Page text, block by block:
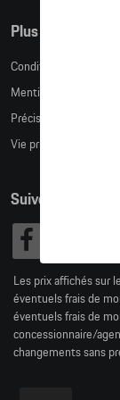
Plus
Conditions de vente
Mentions légales
Précision des tailles
Vie privée
Suivez nous
Les prix affichés sur
éventuels frais de
éventuels frais de
concessionnaire/
changements sans